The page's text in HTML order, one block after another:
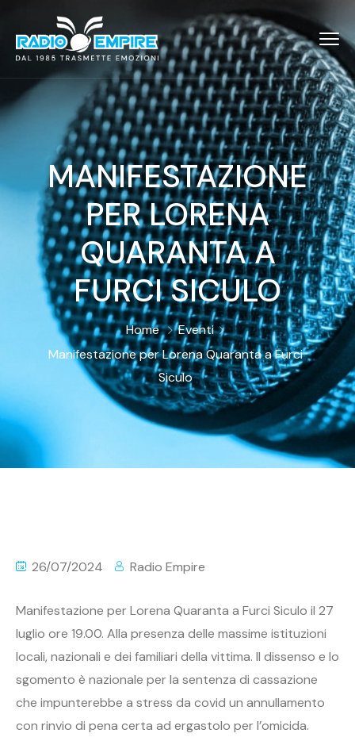
MANIFESTAZIONE
PER LORENA
QUARANTA A
FURCI SICULO
Home
Eventi
Manifestazione per Lorena Quaranta a Furci
Siculo
26/07/2024 Radio Empire
Manifestazione per Lorena Quaranta a Furci Siculo il 27
luglio ore 19.00. Alla presenza delle massime istituzioni
locali, nazionali e dei familiari della vittima. Il dissenso e lo
sgomento è nazionale per la sentenza di cassazione
che impunterebbe a stress da covid un annullamento
con rinvio di pena certa ad ergastolo per l’omicida.